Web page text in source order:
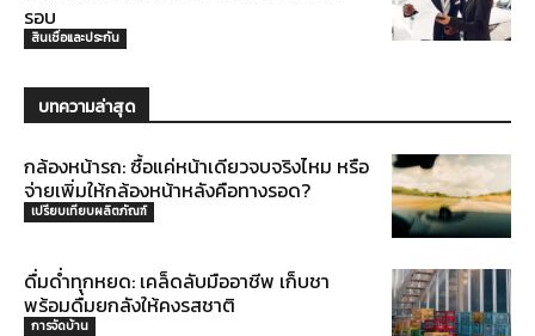
รอบ
สินเชื่อและประกัน
บทความล่าสุด
กล้องหน้ารถ: ซื้อแค่หน้าเดียวจบจริงไหม หรือ
จ่ายเพิ่มให้กล้องหน้าหลังคือทางรอด?
เปรียบเทียบผลิตภัณฑ์
ดื่มด่ำทุกหยด: เคล็ดลับมืออาชีพ เก็บชา
พร้อมดื่มยกลังให้คงรสชาติ
การจัดบ้าน